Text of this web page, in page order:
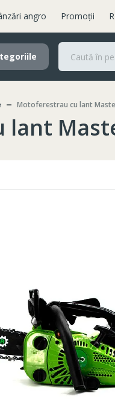
angro Promoții
Motoferestrau cu lant
lant